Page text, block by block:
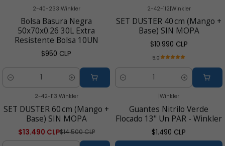
2-40-233|Winkler
Bolsa Basura Negra
50x70x0.26 30L Extra
Resistente Bolsa 10UN
$950 CLP
Cantidad
2-42-112|Winkler
SET DUSTER 40 cm (Mango +
Base) SIN MOPA
$10.990 CLP
5.0
Cantidad
2-42-113|Winkler
SET DUSTER 60 cm (Mango +
Base) SIN MOPA
$13.490 CLP$14.500 CLP
|Winkler
Guantes Nitrilo Verde
Flocado 13" Un PAR - Winkler
$1.490 CLP